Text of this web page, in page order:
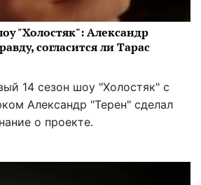
"Холостяк": Александр
согласится ли Тарас
14 сезон шоу "Холостяк" с
Александр "Терен" сделал
о проекте.